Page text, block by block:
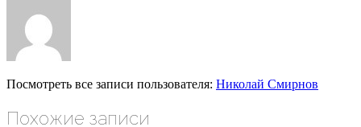
Посмотреть все записи пользователя: Николай Смирнов
Похожие записи